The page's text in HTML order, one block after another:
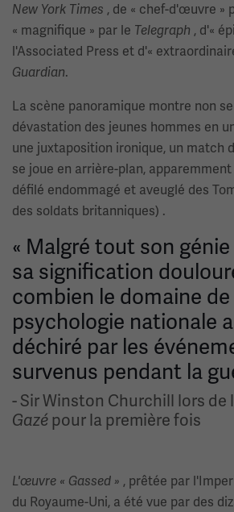
New York Times , de « chef-d'œuvre »
« magnifique » par le Telegraph , d'«
l'Associated Press et d'«
Guardian.
La scène panoramique montre non
dévastation des jeunes hommes en
une juxtaposition ironique, un match
se joue en arrière-plan,
défilé endommagé et aveuglé des
des soldats britanniques) .
« Malgré tout son
sa signification
combien le domaine
psychologie nationale
déchiré par les
survenus pendant la
- Sir Winston Churchill lors de
Gazé pour la première fois
L'œuvre « Gassed » , prêtée par
du Royaume-Uni, a été vue par des